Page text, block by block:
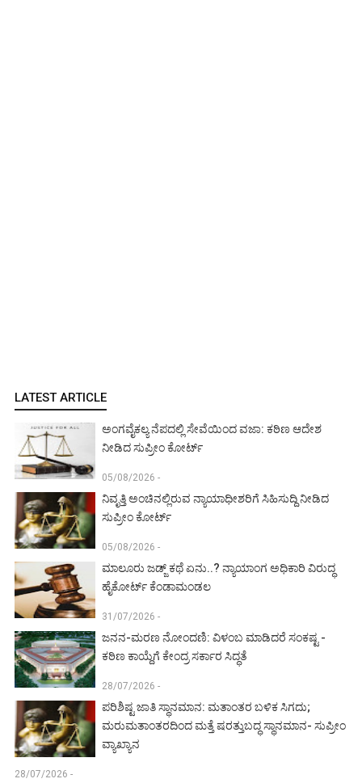
LATEST ARTICLE
ಅಂಗವೈಕಲ್ಯ ನೆಪದಲ್ಲಿ ಸೇವೆಯಿಂದ ವಜಾ: ಕಠಿಣ ಆದೇಶ
ನೀಡಿದ ಸುಪ್ರೀಂ ಕೋರ್ಟ್‌
05/08/2026 -
ನಿವೃತ್ತಿ ಅಂಚಿನಲ್ಲಿರುವ ನ್ಯಾಯಾಧೀಶರಿಗೆ ಸಿಹಿಸುದ್ದಿ ನೀಡಿದ
ಸುಪ್ರೀಂ ಕೋರ್ಟ್‌
05/08/2026 -
ಮಾಲೂರು ಜಡ್ಜ್‌ ಕಥೆ ಏನು..? ನ್ಯಾಯಾಂಗ ಅಧಿಕಾರಿ ವಿರುದ್ಧ
ಹೈಕೋರ್ಟ್ ಕೆಂಡಾಮಂಡಲ
31/07/2026 -
ಜನನ-ಮರಣ ನೋಂದಣಿ: ವಿಳಂಬ ಮಾಡಿದರೆ ಸಂಕಷ್ಟ -
ಕಠಿಣ ಕಾಯ್ದೆಗೆ ಕೇಂದ್ರ ಸರ್ಕಾರ ಸಿದ್ಧತೆ
28/07/2026 -
ಪರಿಶಿಷ್ಟ ಜಾತಿ ಸ್ಥಾನಮಾನ: ಮತಾಂತರ ಬಳಿಕ ಸಿಗದು;
ಮರುಮತಾಂತರದಿಂದ ಮತ್ತೆ ಷರತ್ತುಬದ್ಧ ಸ್ಥಾನಮಾನ- ಸುಪ್ರೀಂ
ವ್ಯಾಖ್ಯಾನ
28/07/2026 -